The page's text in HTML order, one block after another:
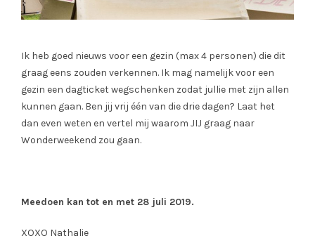
Ik heb goed nieuws voor een gezin (max 4 personen) die dit
graag eens zouden verkennen. Ik mag namelijk voor een
gezin een dagticket wegschenken zodat jullie met zijn allen
kunnen gaan. Ben jij vrij één van die drie dagen? Laat het
dan even weten en vertel mij waarom JIJ graag naar
Wonderweekend zou gaan.
Meedoen kan tot en met 28 juli 2019.
XOXO Nathalie